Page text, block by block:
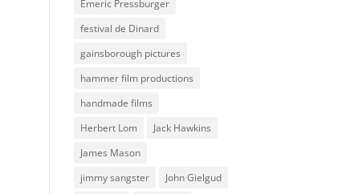
Emeric Pressburger
festival de Dinard
gainsborough pictures
hammer film productions
handmade films
Herbert Lom
Jack Hawkins
James Mason
jimmy sangster
John Gielgud